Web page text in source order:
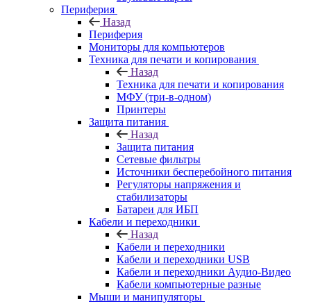
Периферия
Назад
Периферия
Мониторы для компьютеров
Техника для печати и копирования
Назад
Техника для печати и копирования
МФУ (три-в-одном)
Принтеры
Защита питания
Назад
Защита питания
Сетевые фильтры
Источники бесперебойного питания
Регуляторы напряжения и
стабилизаторы
Батареи для ИБП
Кабели и переходники
Назад
Кабели и переходники
Кабели и переходники USB
Кабели и переходники Аудио-Видео
Кабели компьютерные разные
Мыши и манипуляторы